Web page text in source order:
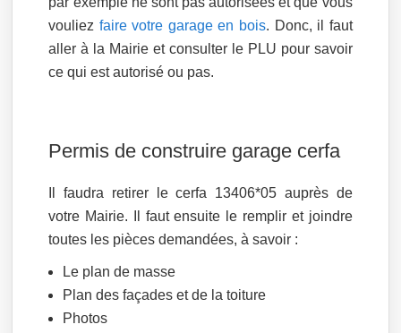
vouliez faire votre garage en bois. Donc, il faut
aller à la Mairie et consulter le PLU pour savoir
ce qui est autorisé ou pas.
Permis de construire garage cerfa
Il faudra retirer le cerfa 13406*05 auprès de
votre Mairie. Il faut ensuite le remplir et joindre
toutes les pièces demandées, à savoir :
Le plan de masse
Plan des façades et de la toiture
Photos